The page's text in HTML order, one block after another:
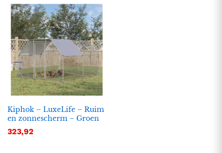
Kiphok – LuxeLife – Ruim
en zonnescherm – Groen
323,92